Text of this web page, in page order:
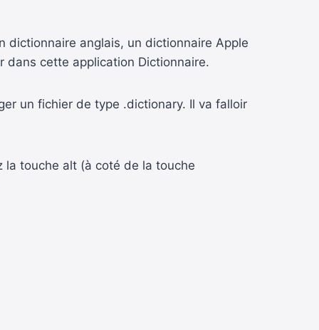
dictionnaire anglais, un dictionnaire Apple
dans cette application Dictionnaire.
un fichier de type .dictionary. Il va falloir
la touche alt (à coté de la touche